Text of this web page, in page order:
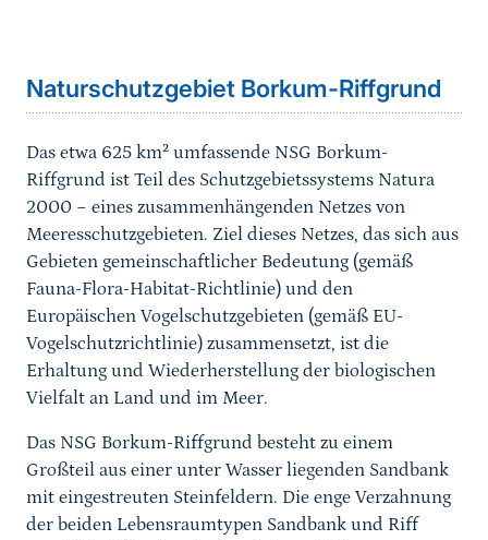
Naturschutzgebiet Borkum-Riffgrund
Das etwa 625 km² umfassende NSG Borkum-
Riffgrund ist Teil des Schutzgebietssystems Natura
2000 − eines zusammenhängenden Netzes von
Meeresschutzgebieten. Ziel dieses Netzes, das sich aus
Gebieten gemeinschaftlicher Bedeutung (gemäß
Fauna-Flora-Habitat-Richtlinie) und den
Europäischen Vogelschutzgebieten (gemäß EU-
Vogelschutzrichtlinie) zusammensetzt, ist die
Erhaltung und Wiederherstellung der biologischen
Vielfalt an Land und im Meer.
Das NSG Borkum-Riffgrund besteht zu einem
Großteil aus einer unter Wasser liegenden Sandbank
mit eingestreuten Steinfeldern. Die enge Verzahnung
der beiden Lebensraumtypen Sandbank und Riff